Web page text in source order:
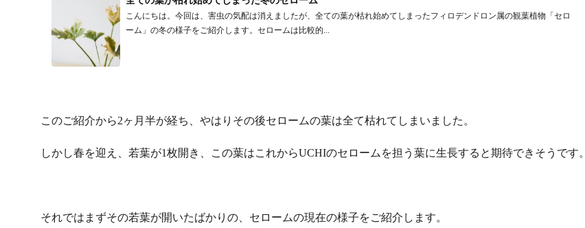
こんにちは。今回は、害虫の気配は消えましたが、全ての葉が枯れ始めてしまったフィロデンドロン属の観葉植物「セロ
ーム」の冬の様子をご紹介します。セロームは比較的...
このご紹介から2ヶ月半が経ち、やはりその後セロームの葉は全て枯れてしまいました。
しかし春を迎え、若葉が1枚開き、この葉はこれからUCHIのセロームを担う葉に生長すると期待できそうです。
それではまずその若葉が開いたばかりの、セロームの現在の様子をご紹介します。